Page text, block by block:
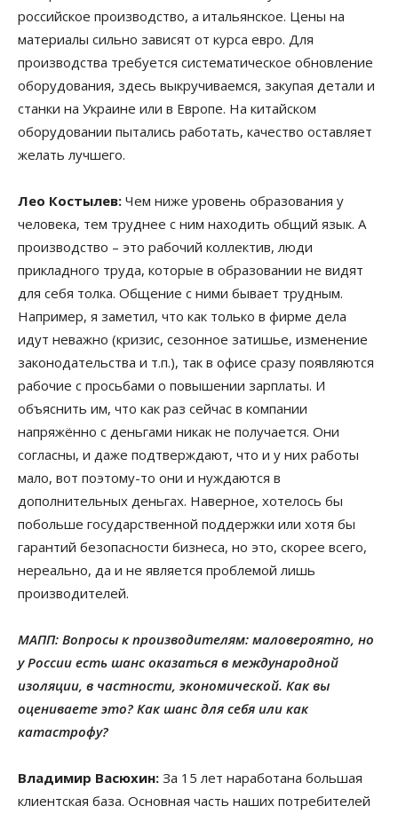
российское производство, а итальянское. Цены на
материалы сильно зависят от курса евро. Для
производства требуется систематическое обновление
оборудования, здесь выкручиваемся, закупая детали и
станки на Украине или в Европе. На китайском
оборудовании пытались работать, качество оставляет
желать лучшего.
Лео Костылев: Чем ниже уровень образования у
человека, тем труднее с ним находить общий язык. А
производство – это рабочий коллектив, люди
прикладного труда, которые в образовании не видят
для себя толка. Общение с ними бывает трудным.
Например, я заметил, что как только в фирме дела
идут неважно (кризис, сезонное затишье, изменение
законодательства и т.п.), так в офисе сразу появляются
рабочие с просьбами о повышении зарплаты. И
объяснить им, что как раз сейчас в компании
напряжённо с деньгами никак не получается. Они
согласны, и даже подтверждают, что и у них работы
мало, вот поэтому-то они и нуждаются в
дополнительных деньгах. Наверное, хотелось бы
побольше государственной поддержки или хотя бы
гарантий безопасности бизнеса, но это, скорее всего,
нереально, да и не является проблемой лишь
производителей.
МАПП: Вопросы к производителям: маловероятно, но
у России есть шанс оказаться в международной
изоляции, в частности, экономической. Как вы
оцениваете это? Как шанс для себя или как
катастрофу?
Владимир Васюхин: За 15 лет наработана большая
клиентская база. Основная часть наших потребителей